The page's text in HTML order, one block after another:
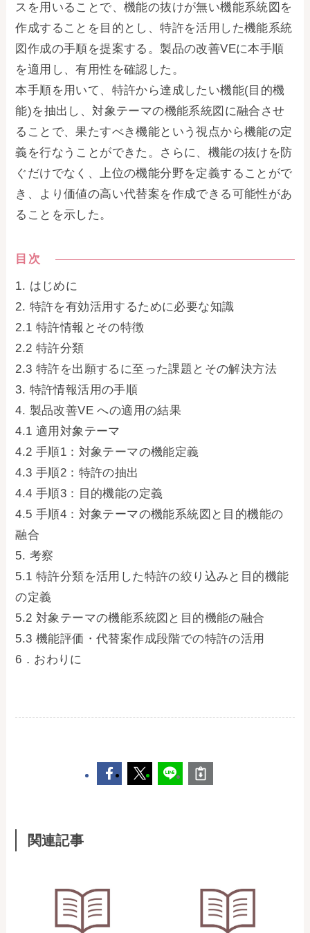
スを用いることで、機能の抜けが無い機能系統図を
作成することを目的とし、特許を活用した機能系統
図作成の手順を提案する。製品の改善VEに本手順
を適用し、有用性を確認した。
本手順を用いて、特許から達成したい機能(目的機
能)を抽出し、対象テーマの機能系統図に融合させ
ることで、果たすべき機能という視点から機能の定
義を行なうことができた。さらに、機能の抜けを防
ぐだけでなく、上位の機能分野を定義することがで
き、より価値の高い代替案を作成できる可能性があ
ることを示した。
目次
1. はじめに
2. 特許を有効活用するために必要な知識
2.1 特許情報とその特徴
2.2 特許分類
2.3 特許を出願するに至った課題とその解決方法
3. 特許情報活用の手順
4. 製品改善VE への適用の結果
4.1 適用対象テーマ
4.2 手順1：対象テーマの機能定義
4.3 手順2：特許の抽出
4.4 手順3：目的機能の定義
4.5 手順4：対象テーマの機能系統図と目的機能の
融合
5. 考察
5.1 特許分類を活用した特許の絞り込みと目的機能
の定義
5.2 対象テーマの機能系統図と目的機能の融合
5.3 機能評価・代替案作成段階での特許の活用
6．おわりに
関連記事